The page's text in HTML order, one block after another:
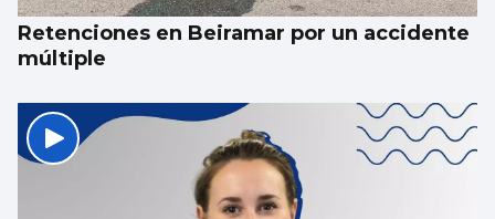
Retenciones en Beiramar por un accidente
múltiple